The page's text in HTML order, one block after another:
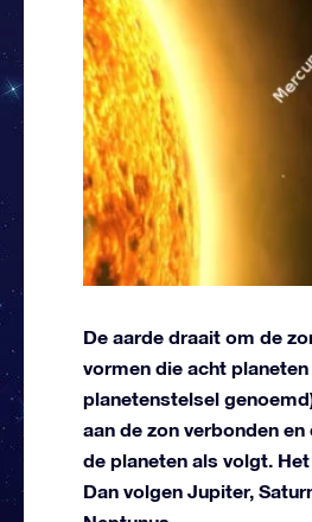
De aarde draait om de
vormen die acht
planetenstelsel
aan de zon verbonden
de planeten als volgt.
Dan volgen Jupiter,